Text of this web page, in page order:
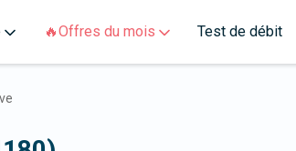
🔥Offres du mois Test de débit